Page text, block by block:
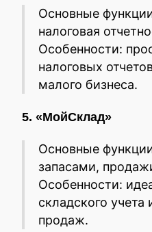
Основные
налоговая
Особенности:
налоговых
малого бизнеса.
5. «МойСклад»
Основные
запасами,
Особенности:
складского учета
продаж.